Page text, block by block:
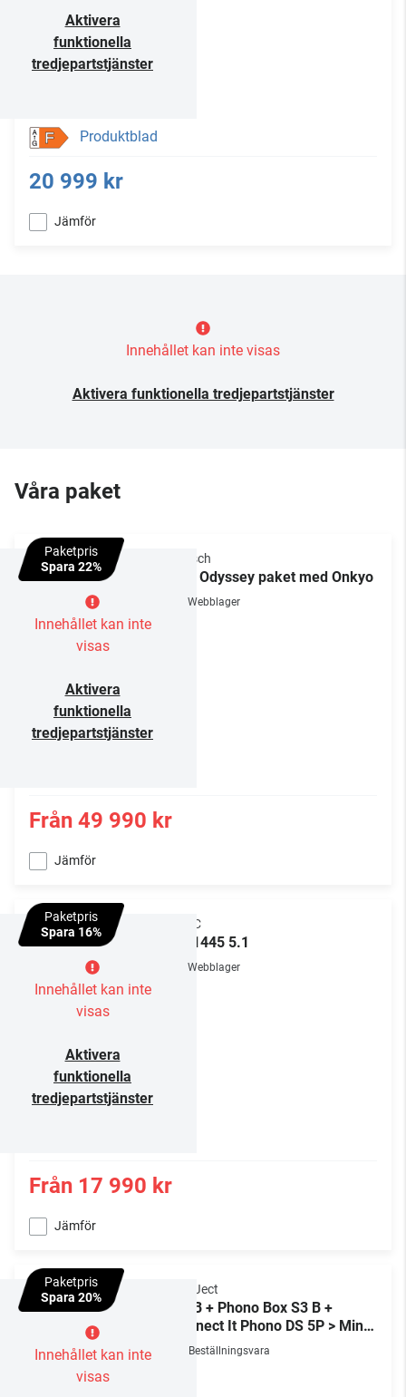
Aktivera
funktionella
tredjepartstjänster
F Produktblad
20 999 kr
Jämför
Innehållet kan inte visas
Aktivera funktionella tredjepartstjänster
Våra paket
Paketpris
Spara 22%
Innehållet kan inte
visas
Aktivera
funktionella
tredjepartstjänster
Klipsch
The Odyssey paket med Onkyo
Webblager
Från 49 990 kr
Jämför
Paketpris
Spara 16%
Innehållet kan inte
visas
Aktivera
funktionella
tredjepartstjänster
ELAC
WS1445 5.1
Webblager
Från 17 990 kr
Jämför
Paketpris
Spara 20%
Innehållet kan inte
visas
Pro-Ject
XA B + Phono Box S3 B +
Connect It Phono DS 5P > Mini
XLRBeställningsvara